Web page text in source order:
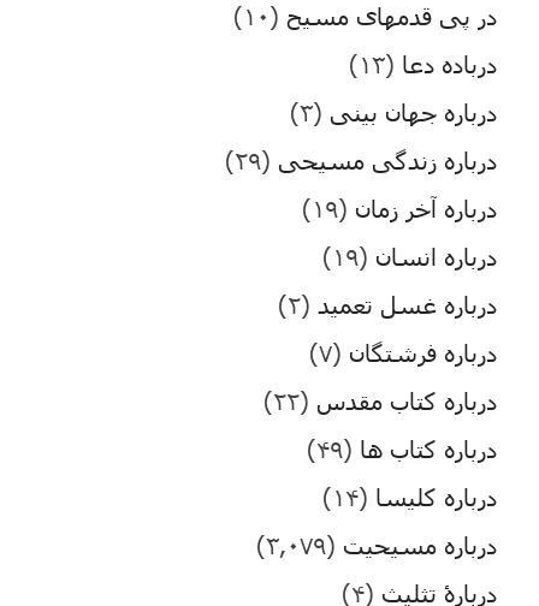
در پی قدمهای مسیح (۱۰)
درباده دعا (۱۳)
درباره جهان بینی (۳)
درباره زندگی مسیحی (۲۹)
درباره آخر زمان (۱۹)
درباره انسان (۱۹)
درباره غسل تعمید (۲)
درباره فرشتگان (۷)
درباره کتاب مقدس (۲۲)
درباره کتاب ها (۴۹)
درباره کلیسا (۱۴)
درباره مسیحیت (۳,۰۷۹)
دربارۀ تثلیث (۴)